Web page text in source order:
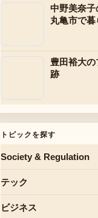
中野美奈
丸亀市で
豊田裕大
跡
トピックを探す
Society & Regulation
テック
ビジネス